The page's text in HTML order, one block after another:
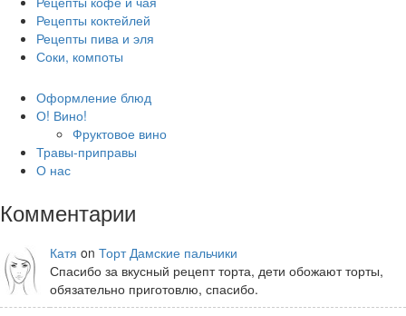
Рецепты коктейлей
Рецепты пива и эля
Соки, компоты
Оформление блюд
О! Вино!
Фруктовое вино
Травы-приправы
О нас
Комментарии
Катя on Торт Дамские пальчики
Спасибо за вкусный рецепт торта, дети обожают торты,
обязательно приготовлю, спасибо.